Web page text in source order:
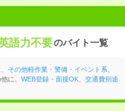
語力不要のバイト一覧
その他軽作業・警備・イベント系
に、 WEB登録・面接OK、 交通費別途